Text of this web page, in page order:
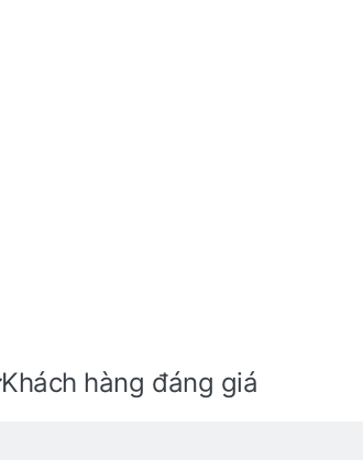
Khách hàng đáng giá